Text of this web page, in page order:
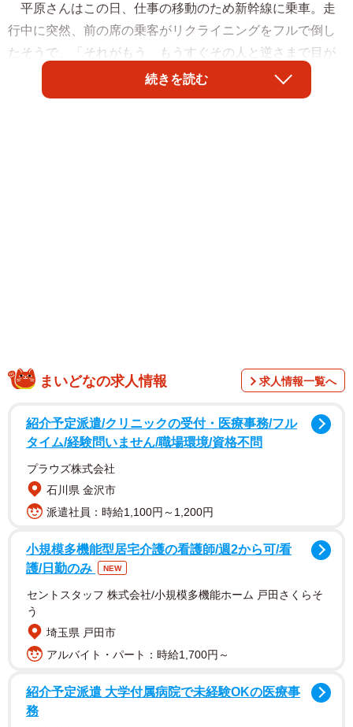
平原さんはこの日、仕事の移動のため新幹線に乗車。走
行中に突然、前の席の乗客がリクライニングをフルで倒し
たそうで、「それがもう もうすぐその人と逆さまで目が
合うくらい お倒しになって」（平原さん）。
その後の乗客とのやりとりも明かし、「びっくりなさっ
てたので、すぐに謝ろうと後ろから私が顔を出したもんで
すからもっとびっくりなさってて いやもうほんと、ごめ
んなさいでした」（平原さん）。
ネット上では「リクライニングをフルで倒す人ってほん
とにいるんですね」「前の席の人、びっくりしたでしょう
続きを読む
まいどなの求人情報 求人情報一覧へ
紹介予定派遣/クリニックの受付・医療事務/フル
タイム/経験問いません/職場環境/資格不問
プラウズ株式会社
石川県 金沢市
派遣社員：時給1,100円～1,200円
小規模多機能型居宅介護の看護師/週2から可/看
護/日勤のみ
NEW
セントスタッフ 株式会社/小規模多機能ホーム 戸田さくらそ
う
埼玉県 戸田市
アルバイト・パート：時給1,700円～
紹介予定派遣 大学付属病院で未経験OKの医療事
務